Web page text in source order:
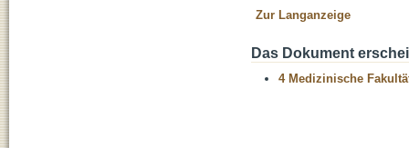
Zur Langanzeige
Das Dokument
4 Medizinische